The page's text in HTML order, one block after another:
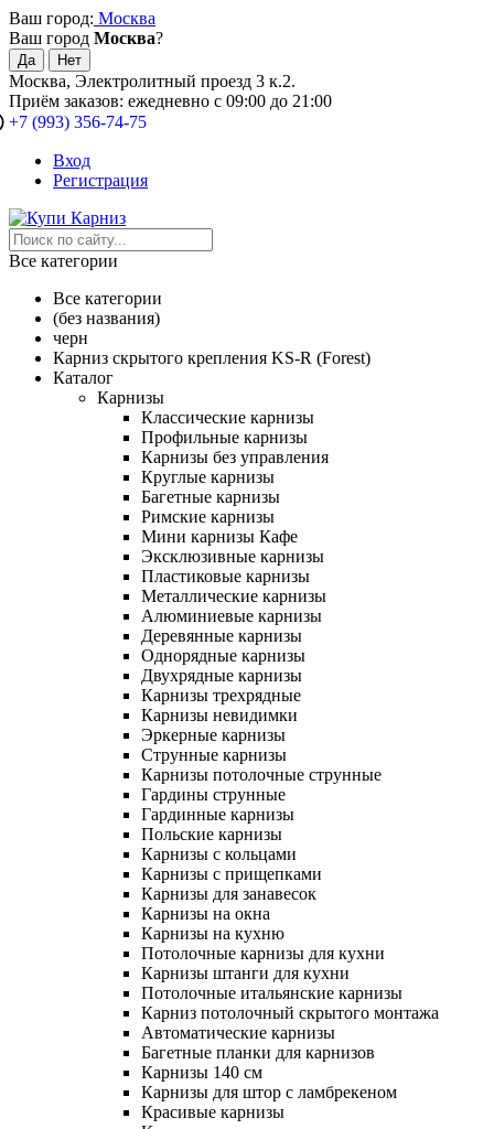
Ваш город: Москва
Ваш город Москва?
Москва, Электролитный проезд 3 к.2.
Приём заказов: ежедневно с 09:00 до 21:00
+7 (993) 356-74-75
Вход
Регистрация
Все категории
Все категории
(без названия)
черн
Карниз скрытого крепления KS-R (Forest)
Каталог
Карнизы
Классические карнизы
Профильные карнизы
Карнизы без управления
Круглые карнизы
Багетные карнизы
Римские карнизы
Мини карнизы Кафе
Эксклюзивные карнизы
Пластиковые карнизы
Металлические карнизы
Алюминиевые карнизы
Деревянные карнизы
Однорядные карнизы
Двухрядные карнизы
Карнизы трехрядные
Карнизы невидимки
Эркерные карнизы
Струнные карнизы
Карнизы потолочные струнные
Гардины струнные
Гардинные карнизы
Польские карнизы
Карнизы с кольцами
Карнизы с прищепками
Карнизы для занавесок
Карнизы на окна
Карнизы на кухню
Потолочные карнизы для кухни
Карнизы штанги для кухни
Потолочные итальянские карнизы
Карниз потолочный скрытого монтажа
Автоматические карнизы
Багетные планки для карнизов
Карнизы 140 см
Карнизы для штор с ламбрекеном
Красивые карнизы